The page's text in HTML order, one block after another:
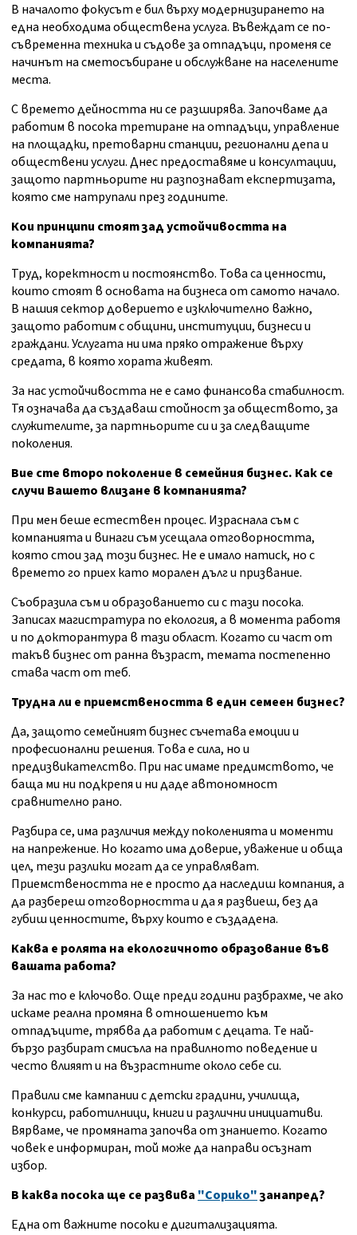
В началото фокусът е бил върху модернизирането на
една необходима обществена услуга. Въвеждат се по-
съвременна техника и съдове за отпадъци, променя се
начинът на сметосъбиране и обслужване на населените
места.
С времето дейността ни се разширява. Започваме да
работим в посока третиране на отпадъци, управление
на площадки, претоварни станции, регионални депа и
обществени услуги. Днес предоставяме и консултации,
защото партньорите ни разпознават експертизата,
която сме натрупали през годините.
Кои принципи стоят зад устойчивостта на
компанията?
Труд, коректност и постоянство. Това са ценности,
които стоят в основата на бизнеса от самото начало.
В нашия сектор доверието е изключително важно,
защото работим с общини, институции, бизнеси и
граждани. Услугата ни има пряко отражение върху
средата, в която хората живеят.
За нас устойчивостта не е само финансова стабилност.
Тя означава да създаваш стойност за обществото, за
служителите, за партньорите си и за следващите
поколения.
Вие сте второ поколение в семейния бизнес. Как се
случи Вашето влизане в компанията?
При мен беше естествен процес. Израснала съм с
компанията и винаги съм усещала отговорността,
която стои зад този бизнес. Не е имало натиск, но с
времето го приех като морален дълг и призвание.
Съобразила съм и образованието си с тази посока.
Записах магистратура по екология, а в момента работя
и по докторантура в тази област. Когато си част от
такъв бизнес от ранна възраст, темата постепенно
става част от теб.
Трудна ли е приемствеността в един семеен бизнес?
Да, защото семейният бизнес съчетава емоции и
професионални решения. Това е сила, но и
предизвикателство. При нас имаме предимството, че
баща ми ни подкрепя и ни даде автономност
сравнително рано.
Разбира се, има различия между поколенията и моменти
на напрежение. Но когато има доверие, уважение и обща
цел, тези разлики могат да се управляват.
Приемствеността не е просто да наследиш компания, а
да разбереш отговорността и да я развиеш, без да
губиш ценностите, върху които е създадена.
Каква е ролята на екологичното образование във
вашата работа?
За нас то е ключово. Още преди години разбрахме, че ако
искаме реална промяна в отношението към
отпадъците, трябва да работим с децата. Те най-
бързо разбират смисъла на правилното поведение и
често влияят и на възрастните около себе си.
Правили сме кампании с детски градини, училища,
конкурси, работилници, книги и различни инициативи.
Вярваме, че промяната започва от знанието. Когато
човек е информиран, той може да направи осъзнат
избор.
В каква посока ще се развива "Сорико"занапред?
Една от важните посоки е дигитализацията.